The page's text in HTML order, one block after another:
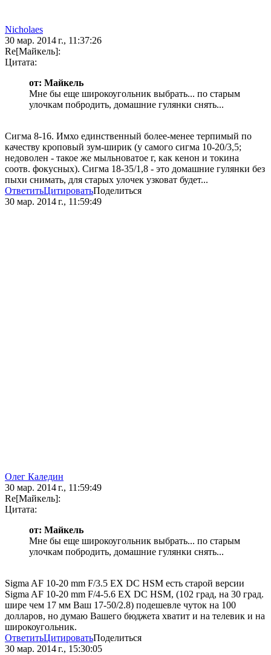
Nicholaes
30 мар. 2014 г., 11:37:26
Re[Майкель]:
Цитата:
от: Майкель
Мне бы еще широкоугольник выбрать... по старым
улочкам побродить, домашние гулянки снять...
Сигма 8-16. Имхо единственный более-менее терпимый по
качеству кроповый зум-ширик (у самого сигма 10-20/3,5;
недоволен - такое же мыльноватое г, как кенон и токина
соотв. фокусных). Сигма 18-35/1,8 - это домашние гулянки без
пыхи снимать, для старых улочек узковат будет...
ОтветитьЦитироватьПоделиться
30 мар. 2014 г., 11:59:49
Олег Каледин
30 мар. 2014 г., 11:59:49
Re[Майкель]:
Цитата:
от: Майкель
Мне бы еще широкоугольник выбрать... по старым
улочкам побродить, домашние гулянки снять...
Sigma AF 10-20 mm F/3.5 EX DC HSM есть старой версии
Sigma AF 10-20 mm F/4-5.6 EX DC HSM, (102 град, на 30 град.
шире чем 17 мм Ваш 17-50/2.8) подешевле чуток на 100
долларов, но думаю Вашего бюджета хватит и на телевик и на
широкоугольник.
ОтветитьЦитироватьПоделиться
30 мар. 2014 г., 15:30:05